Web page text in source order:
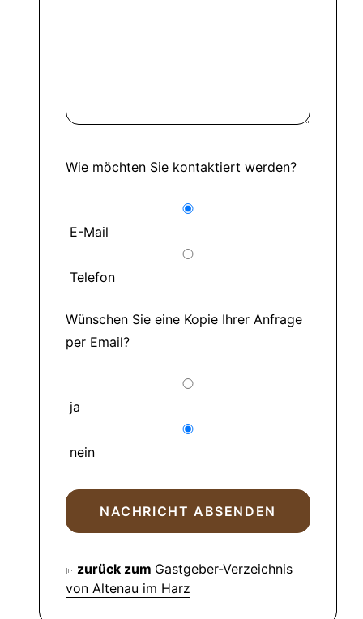
Wie möchten Sie kontaktiert werden?
E-Mail
Telefon
Wünschen Sie eine Kopie Ihrer Anfrage
per Email?
ja
nein
zurück zum Gastgeber-Verzeichnis
von Altenau im Harz